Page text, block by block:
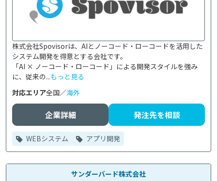
株式会社Spovisorは、AIとノーコード・ローコードを活用した
システム開発を得意とする会社です。
「AI × ノーコード・ローコード」による開発スタイルを強み
に、従来の...もっと見る
対応エリア全国／海外
企業詳細 発注先を相談
WEBシステム アプリ開発
サンダーバード株式会社